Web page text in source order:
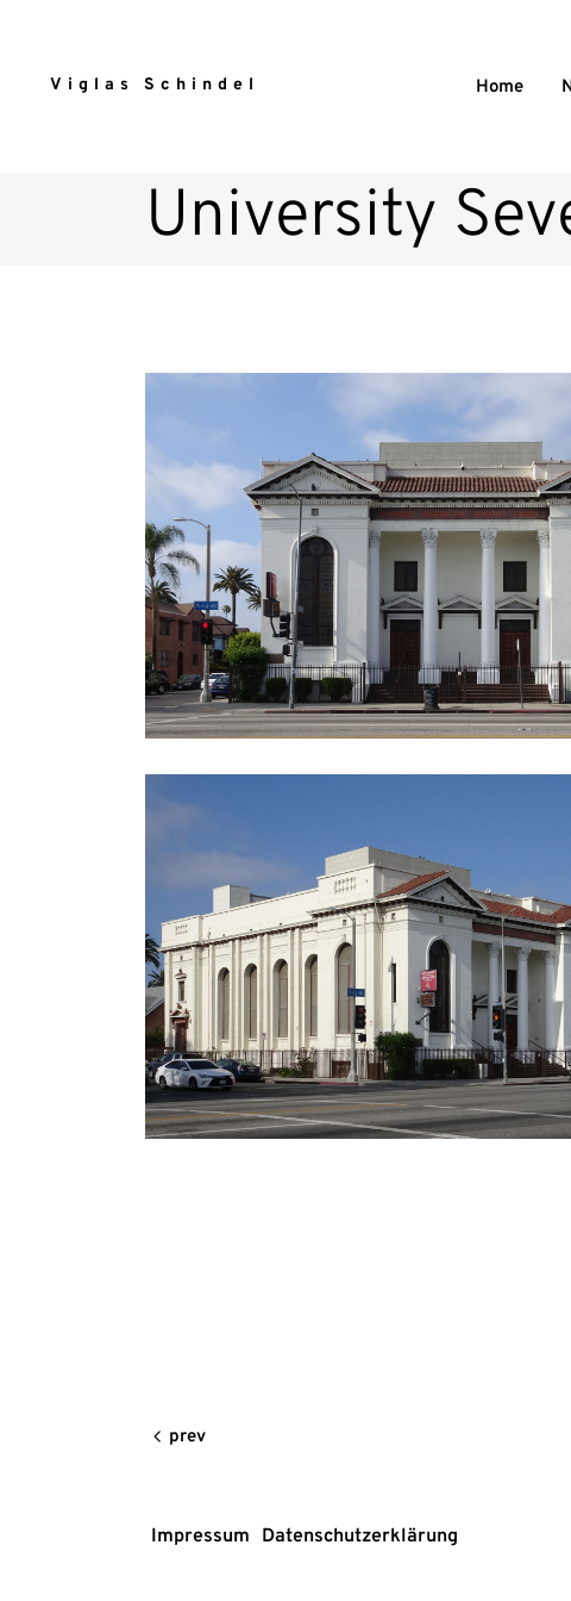
Viglas Schindel Home
University
prev
Impressum Datenschutzerklärung